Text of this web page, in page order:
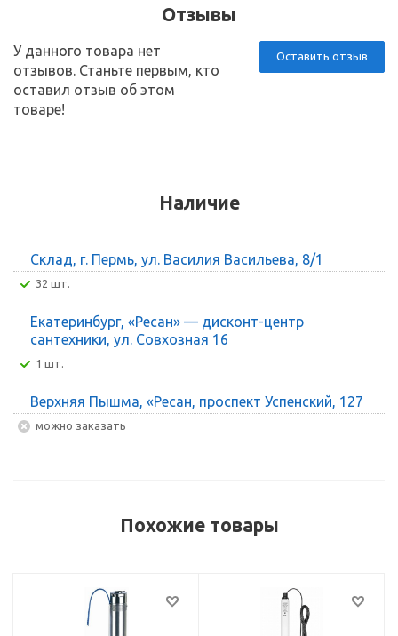
Отзывы
Оставить отзыв
У данного товара нет
отзывов. Станьте первым, кто
оставил отзыв об этом
товаре!
Наличие
Склад, г. Пермь, ул. Василия Васильева, 8/1
32 шт.
Екатеринбург, «Ресан» — дисконт-центр
сантехники, ул. Совхозная 16
1 шт.
Верхняя Пышма, «Ресан, проспект Успенский, 127
Можно заказать
Похожие товары